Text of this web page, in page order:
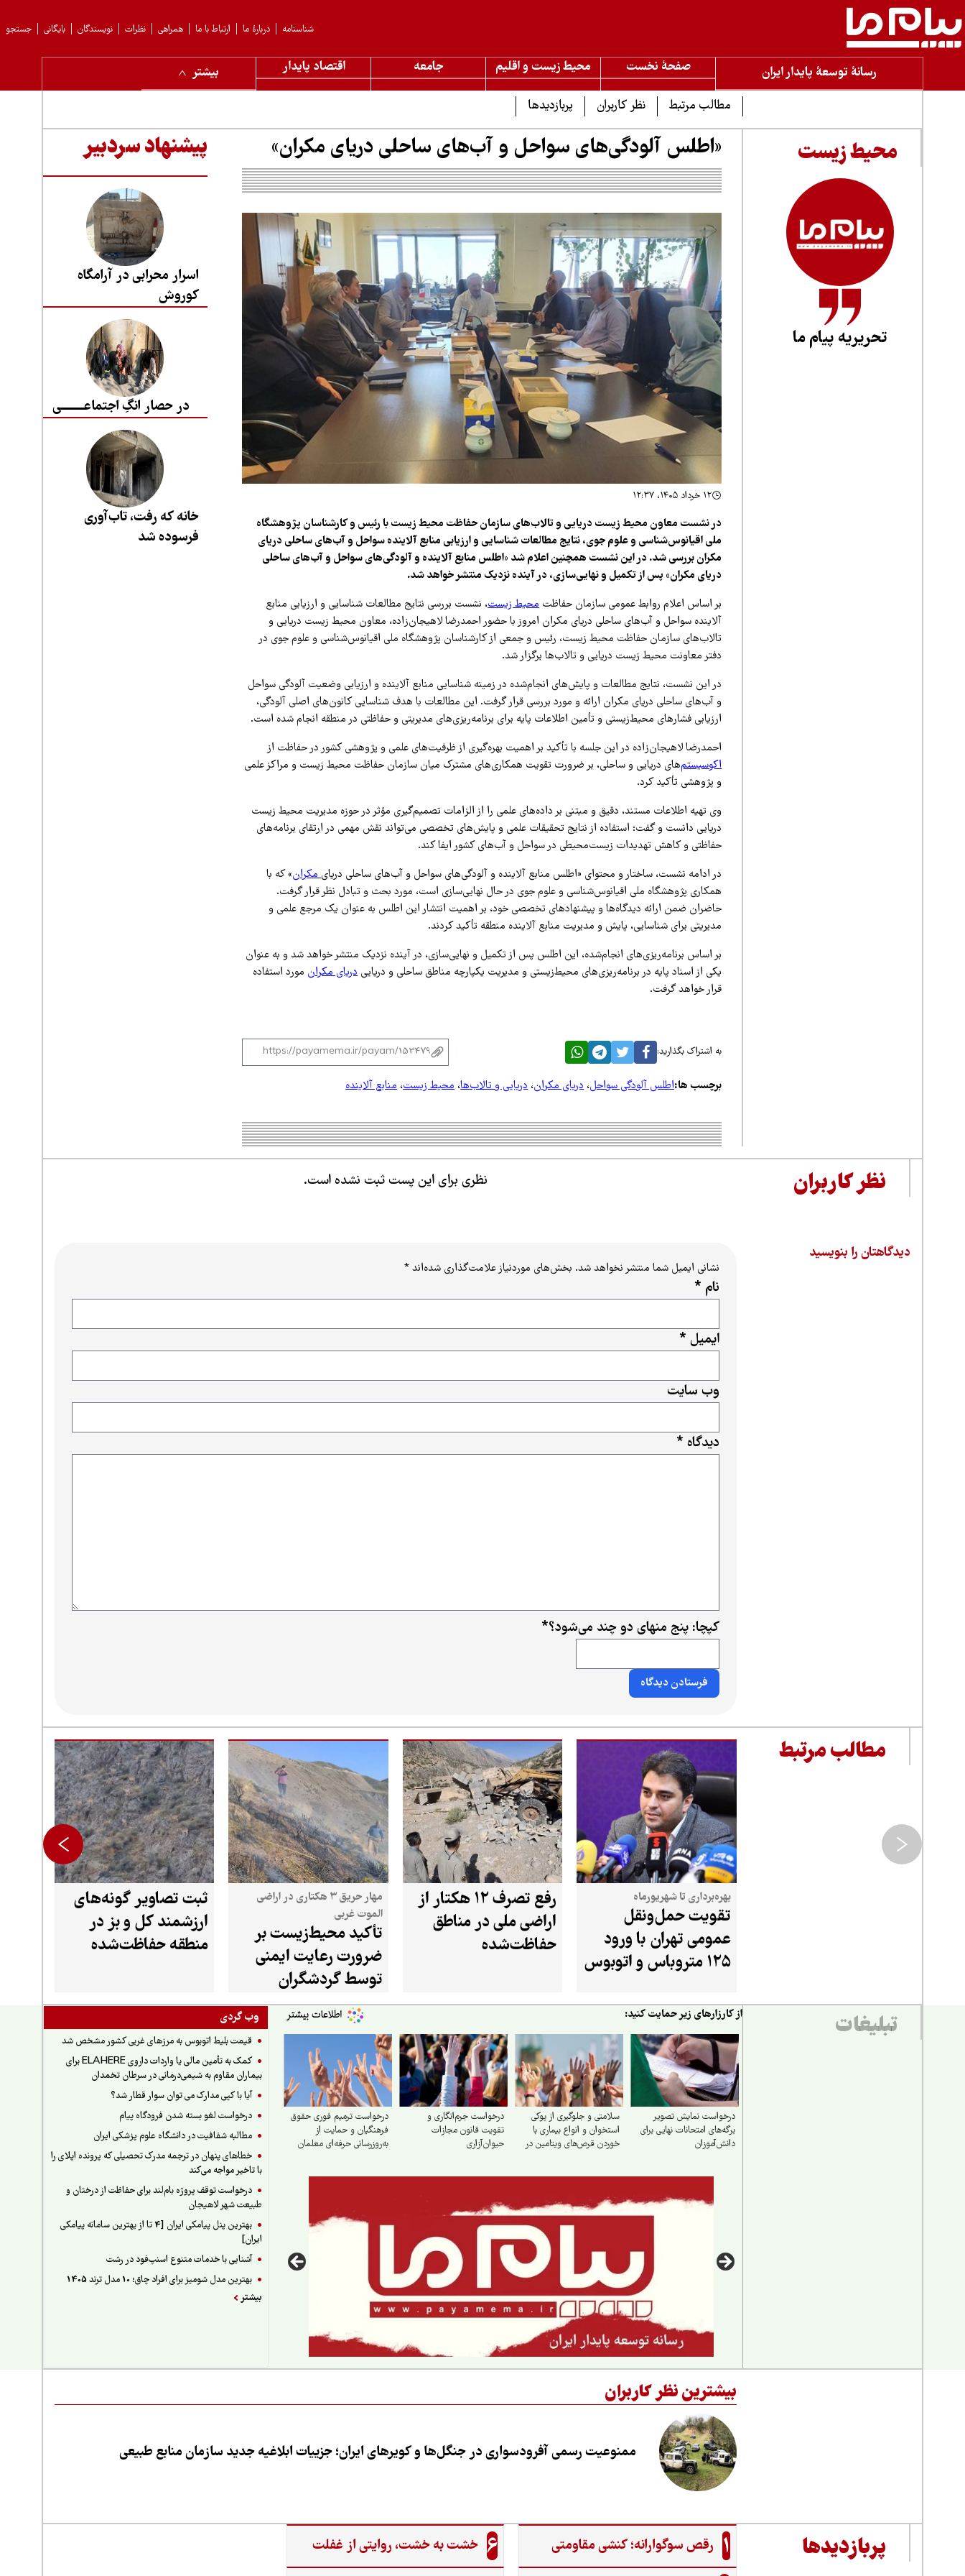
جستجو بایگانی نویسندگان نظرات همراهی ارتباط با ما دربارهٔ ما شناسنامه
رسانۀ توسعۀ پایدار ایران صفحۀ نخست محیط زیست و اقلیم جامعه اقتصاد پایدار
بیشتر
مطالب مرتبط
نظر کاربران پربازدیدها
محیط زیست
تحریریه پیام ما
«اطلس آلودگی‌های سواحل و آب‌های ساحلی دریای مکران»
۱۲ خرداد ۱۴۰۵، ۱۲:۳۷
در نشست معاون محیط زیست دریایی و تالاب‌های سازمان حفاظت محیط زیست با رئیس و کارشناسان پژوهشگاه
ملی اقیانوس‌شناسی و علوم جوی، نتایج مطالعات شناسایی و ارزیابی منابع آلاینده سواحل و آب‌های ساحلی دریای
مکران بررسی شد. در این نشست همچنین اعلام شد «اطلس منابع آلاینده و آلودگی‌های سواحل و آب‌های ساحلی
دریای مکران» پس از تکمیل و نهایی‌سازی، در آینده نزدیک منتشر خواهد شد.
بر اساس اعلام روابط عمومی سازمان حفاظتمحیط زیست، نشست بررسی نتایج مطالعات شناسایی و ارزیابی منابع
آلاینده سواحل و آب‌های ساحلی دریای مکران امروز با حضور احمدرضا لاهیجان‌زاده، معاون محیط زیست دریایی و
تالاب‌های سازمان حفاظت محیط زیست، رئیس و جمعی از کارشناسان پژوهشگاه ملی اقیانوس‌شناسی و علوم جوی در
دفتر معاونت محیط زیست دریایی و تالاب‌ها برگزار شد.
در این نشست، نتایج مطالعات و پایش‌های انجام‌شده در زمینه شناسایی منابع آلاینده و ارزیابی وضعیت آلودگی سواحل
و آب‌های ساحلی دریای مکران ارائه و مورد بررسی قرار گرفت. این مطالعات با هدف شناسایی کانون‌های اصلی آلودگی،
ارزیابی فشارهای محیط‌زیستی و تأمین اطلاعات پایه برای برنامه‌ریزی‌های مدیریتی و حفاظتی در منطقه انجام شده است.
احمدرضا لاهیجان‌زاده در این جلسه با تأکید بر اهمیت بهره‌گیری از ظرفیت‌های علمی و پژوهشی کشور در حفاظت از
اکوسیستم‌های دریایی و ساحلی، بر ضرورت تقویت همکاری‌های مشترک میان سازمان حفاظت محیط زیست و مراکز علمی
و پژوهشی تأکید کرد.
وی تهیه اطلاعات مستند، دقیق و مبتنی بر داده‌های علمی را از الزامات تصمیم‌گیری مؤثر در حوزه مدیریت محیط زیست
دریایی دانست و گفت: استفاده از نتایج تحقیقات علمی و پایش‌های تخصصی می‌تواند نقش مهمی در ارتقای برنامه‌های
حفاظتی و کاهش تهدیدات زیست‌محیطی در سواحل و آب‌های کشور ایفا کند.
در ادامه نشست، ساختار و محتوای «اطلس منابع آلاینده و آلودگی‌های سواحل و آب‌های ساحلی دریایمکران» که با
همکاری پژوهشگاه ملی اقیانوس‌شناسی و علوم جوی در حال نهایی‌سازی است، مورد بحث و تبادل نظر قرار گرفت.
حاضران ضمن ارائه دیدگاه‌ها و پیشنهادهای تخصصی خود، بر اهمیت انتشار این اطلس به عنوان یک مرجع علمی و
مدیریتی برای شناسایی، پایش و مدیریت منابع آلاینده منطقه تأکید کردند.
بر اساس برنامه‌ریزی‌های انجام‌شده، این اطلس پس از تکمیل و نهایی‌سازی، در آینده نزدیک منتشر خواهد شد و به عنوان
یکی از اسناد پایه در برنامه‌ریزی‌های محیط‌زیستی و مدیریت یکپارچه مناطق ساحلی و دریاییدریای مکران مورد استفاده
قرار خواهد گرفت.
به اشتراک بگذارید:
برچسب ها:اطلس آلودگی سواحل،دریای مکران،دریایی و تالاب‌ها،محیط زیست،منابع آلاینده
پیشنهاد سردبیر
اسرار محرابی در آرامگاه
کوروش
در حصار انگِ اجتماعــــــــی
خانه که رفت، تاب‌آوری
فرسوده شد
نظر کاربران نظری برای این پست ثبت نشده است.
دیدگاهتان را بنویسید
نشانی ایمیل شما منتشر نخواهد شد. بخش‌های موردنیاز علامت‌گذاری شده‌اند*
دیدگاه *
نام *
ایمیل *
وب‌ سایت
کپچا: پنج منهای دو چند می‌شود؟*
مطالب مرتبط
بهره‌برداری تا شهریورماه
تقویت حمل‌ونقل
عمومی تهران با ورود
۱۲۵ متروباس و اتوبوس
رفع تصرف ۱۲ هکتار از
اراضی ملی در مناطق
حفاظت‌شده
مهار حریق ۳ هکتاری در اراضی
الموت غربی
تأکید محیط‌زیست بر
ضرورت رعایت ایمنی
توسط گردشگران
ثبت تصاویر گونه‌های
ارزشمند کل و بز در
منطقه حفاظت‌شده
تبلیغات وب گردی
قیمت بلیط اتوبوس به مرزهای غربی کشور مشخص شد
کمک به تأمین مالی یا واردات داروی ELAHERE برای
بیماران مقاوم به شیمی‌درمانی در سرطان تخمدان
آیا با کپی مدارک می توان سوار قطار شد؟
درخواست لغو بسته شدن فرودگاه پیام
مطالبه شفافیت در دانشگاه علوم پزشکی ایران
خطاهای پنهان در ترجمه مدرک تحصیلی که پرونده اپلای را
با تاخیر مواجه می‌کند
درخواست توقف پروژه بام‌لند برای حفاظت از درختان و
طبیعت شهر لاهیجان
بهترین پنل پیامکی ایران [4 تا از بهترین سامانه پیامکی
ایران]
آشنایی با خدمات متنوع اسنپ‌فود در رشت
بهترین مدل شومیز برای افراد چاق؛ 10 مدل ترند 1405
بیشتر
از کارزارهای زیر حمایت کنید:
درخواست نمایش تصویر
برگه‌های امتحانات نهایی برای
دانش‌آموزان
سلامتی و جلوگیری از پوکی
استخوان و انواع بیماری با
خوردن قرص‌های ویتامین در
درخواست جرم‌انگاری و
تقویت قانون مجازات
حیوان‌آزاری
درخواست ترمیم فوری حقوق
فرهنگیان و حمایت از
به‌روزرسانی حرفه‌ای معلمان
بیشترین نظر کاربران
ممنوعیت رسمی آفرودسواری در جنگل‌ها و کویرهای ایران؛ جزییات ابلاغیه جدید سازمان منابع طبیعی
پربازدیدها 1 رقص سوگوارانه؛ کنشی مقاومتی 6 خشت به خشت، روایتی از غفلت